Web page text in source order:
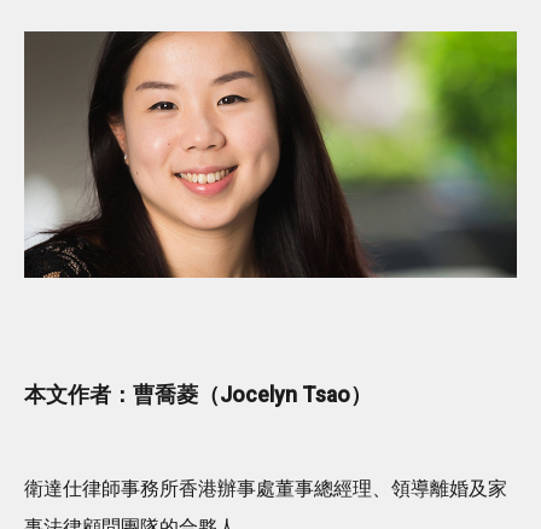
本文作者：曹喬菱（Jocelyn Tsao）
衛達仕律師事務所香港辦事處董事總經理、領導離婚及家